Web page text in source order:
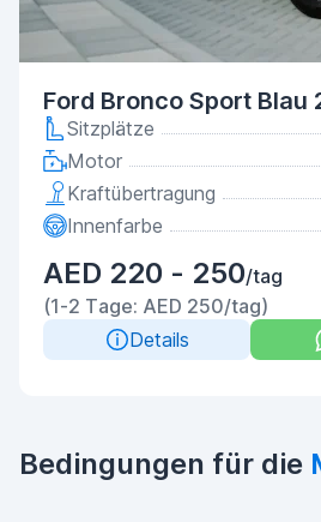
Ford Bronco Sport Blau
Sitzplätze
Motor
Kraftübertragung
Innenfarbe
AED 220 - 250/tag
(1-2 Tage: AED 250/tag)
Details
Bedingungen für die